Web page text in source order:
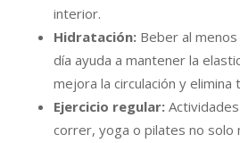
interior.
Hidratación:Beber al menos
día ayuda a mantener la
mejora la circulación y elimina
Ejercicio regular:
correr, yoga o pilates no solo